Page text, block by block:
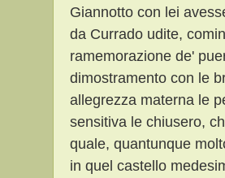
Giannotto con lei
da Currado udite,
ramemorazione de'
dimostramento con le
allegrezza materna le
sensitiva le chiusero,
quale, quantunque
in quel castello